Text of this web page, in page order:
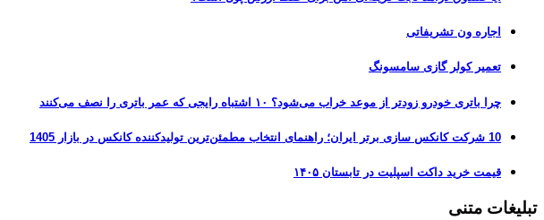
اجاره ون تشریفاتی
تعمیر کولر گازی سامسونگ
چرا باتری خودرو زودتر از موعد خراب می‌شود؟ ۱۰ اشتباه رایجی که عمر باتری را نصف می‌کنند
10 شرکت کانکس سازی برتر ایران؛ راهنمای انتخاب مطمئن‌ترین تولیدکننده کانکس در بازار 1405
قیمت خرید داکت اسپلیت در تابستان ۱۴۰۵
تبلیغات متنی